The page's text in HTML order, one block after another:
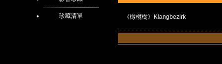
珍藏清單 《橄欖樹》Klangbezirk